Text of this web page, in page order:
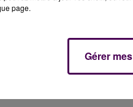
de Villaines-sous-Lucé :
plusieurs tonneaux
de la Sarthe. Au
sur place.
page.
Gérer